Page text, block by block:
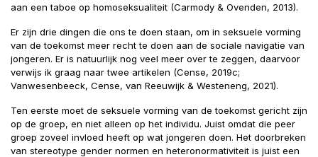
aan een taboe op homoseksualiteit (Carmody & Ovenden, 2013).
Er zijn drie dingen die ons te doen staan, om in seksuele vorming
van de toekomst meer recht te doen aan de sociale navigatie van
jongeren. Er is natuurlijk nog veel meer over te zeggen, daarvoor
verwijs ik graag naar twee artikelen (Cense, 2019c;
Vanwesenbeeck, Cense, van Reeuwijk & Westeneng, 2021).
Ten eerste moet de seksuele vorming van de toekomst gericht zijn
op de groep, en niet alleen op het individu. Juist omdat die peer
groep zoveel invloed heeft op wat jongeren doen. Het doorbreken
van stereotype gender normen en heteronormativiteit is juist een